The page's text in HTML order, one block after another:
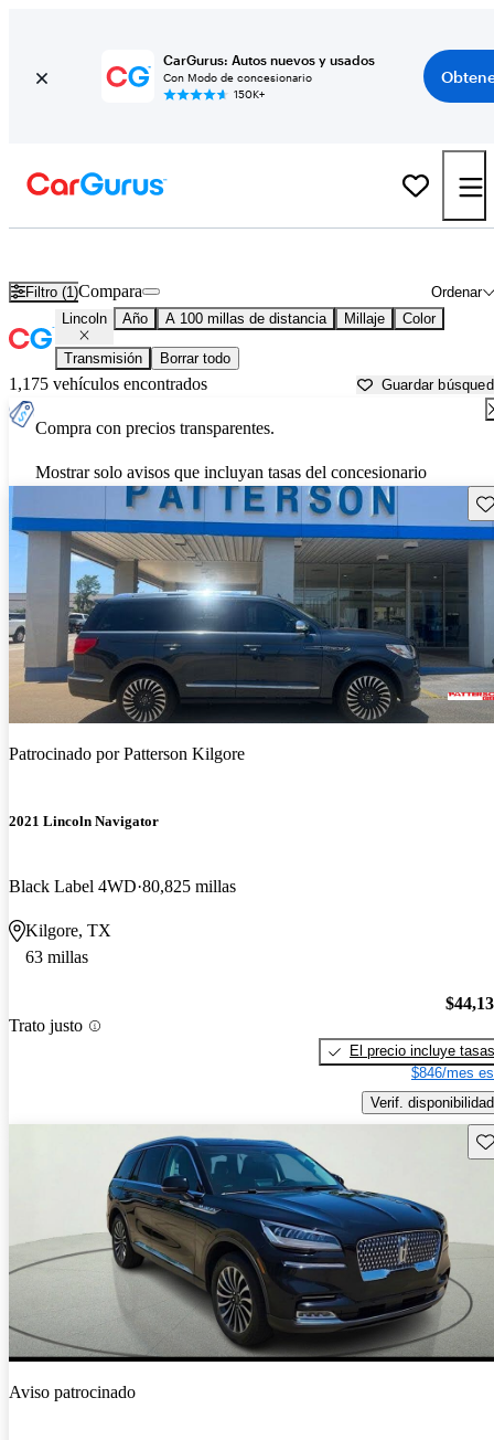
CarGurus: Autos nuevos y usados
Con Modo de concesionario
150K+
Filtro (1) Ordenar
Compara
Lincoln Año A 100 millas de distancia Millaje Color
Transmisión Borrar todo
1,175 vehículos encontrados Guardar
Compra con precios transparentes.
Mostrar solo avisos que incluyan tasas del concesionario
Patrocinado porPatterson Kilgore
2021 Lincoln Navigator
Black Label 4WD 80,825 millas
Kilgore, TX
63 millas
Trato justo
El precio incluye tasas
$846/mes
Verif. disponibilidad
Aviso patrocinado